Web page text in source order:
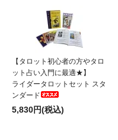
【タロット初心者の方やタロ
ット占い入門に最適★】
ライダータロットセット スタ
ンダード
5,830円(税込)